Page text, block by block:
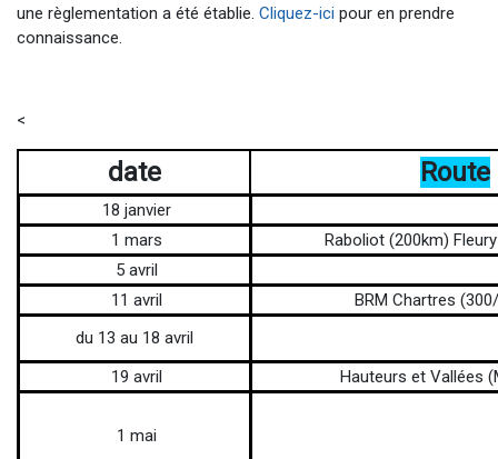
une règlementation a été établie. Cliquez-ici pour en prendre
connaissance.
<
date Route
18 janvier
1 mars
Raboliot (200km)
5 avril
11 avril
BRM Chartres
du 13 au 18 avril
19 avril
Hauteurs et Vallées
1 mai